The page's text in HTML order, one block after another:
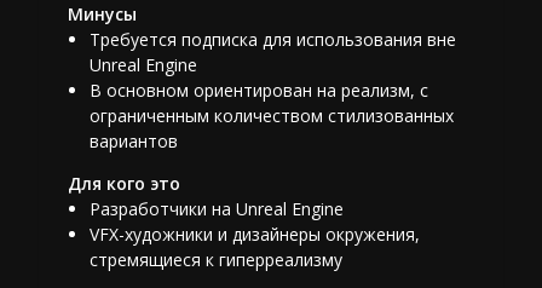
Минусы
Требуется подписка для использования вне
Unreal Engine
В основном ориентирован на реализм, с
ограниченным количеством стилизованных
вариантов
Для кого это
Разработчики на Unreal Engine
VFX-художники и дизайнеры окружения,
стремящиеся к гиперреализму